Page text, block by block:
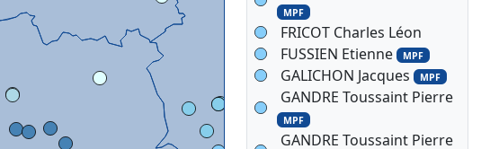
MPF
FRICOT Charles Léon
FUSSIEN Etienne MPF
GALICHON Jacques MPF
GANDRE Toussaint Pierre
MPF
GANDRE Toussaint Pierre